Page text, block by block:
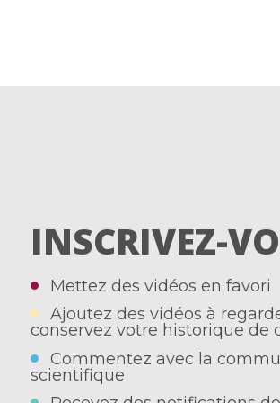
INSCRIVEZ-
Mettez des vidéos en favori
Ajoutez des vidéos à
conservez votre historique de
Commentez avec la
scientifique